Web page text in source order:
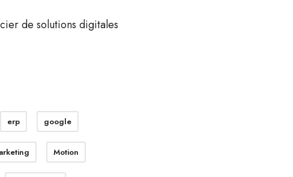
de solutions digitales
erp google
Motion